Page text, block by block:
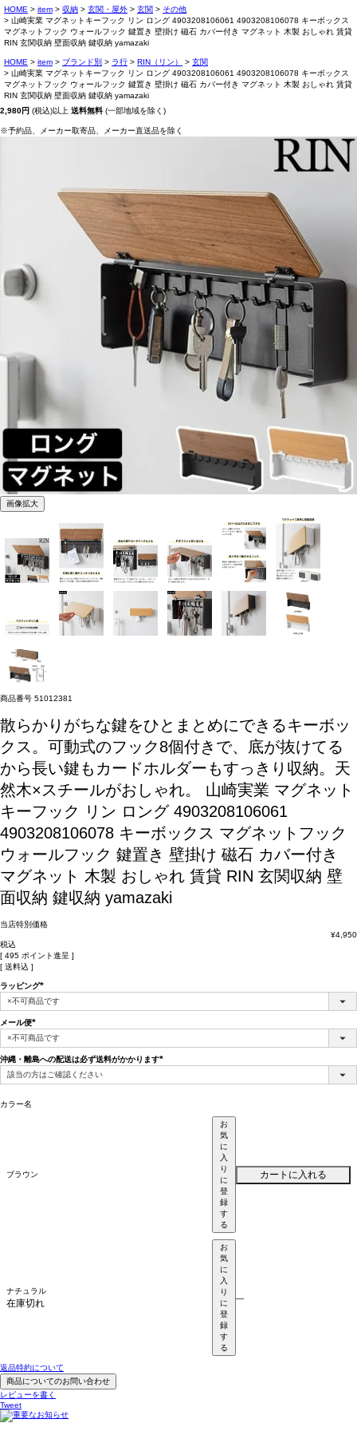
HOME item 収納 玄関・屋外 玄関
その他
山崎実業 マグネットキーフック リン ロング 4903208106061 4903208106078 キーボックス
マグネットフック ウォールフック 鍵置き 壁掛け 磁石 カバー付き マグネット 木製 おしゃれ 賃貸
RIN 玄関収納 壁面収納 鍵収納 yamazaki
HOME item ブランド別 ラ行 RIN（リン）
玄関
山崎実業 マグネットキーフック リン ロング 4903208106061 4903208106078 キーボックス
マグネットフック ウォールフック 鍵置き 壁掛け 磁石 カバー付き マグネット 木製 おしゃれ 賃貸
RIN 玄関収納 壁面収納 鍵収納 yamazaki
2,980円 (税込)以上 送料無料 (一部地域を除く)
※予約品、メーカー取寄品、メーカー直送品を除く
画像拡大
商品番号 51012381
散らかりがちな鍵をひとまとめにできるキーボッ
クス。可動式のフック8個付きで、底が抜けてる
から長い鍵もカードホルダーもすっきり収納。天
然木×スチールがおしゃれ。
山崎実業 マグネット
キーフック リン ロング 4903208106061
4903208106078 キーボックス マグネットフック
ウォールフック 鍵置き 壁掛け 磁石 カバー付き
マグネット 木製 おしゃれ 賃貸 RIN 玄関収納 壁
面収納 鍵収納 yamazaki
当店特別価格
¥4,950
税込
[ 495 ポイント進呈 ]
送料込
ラッピング
(必
須)
メール便
(必
須)
沖縄・離島への配送は必ず送料がかかります
須)
カラー名
ブラウン
お
気
に
入
り
に
登
録
す
る
カートに入れる
ナチュラル
在庫切れ
お
気
に
入
り
に
登
録
す
る
—
返品特約について
商品についてのお問い合わせ
レビューを書く
Tweet